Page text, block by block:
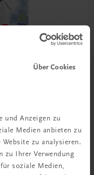
Über Cookies
und Anzeigen zu
Medien anbieten zu
zu analysieren.
zu Ihrer Verwendung
soziale Medien,